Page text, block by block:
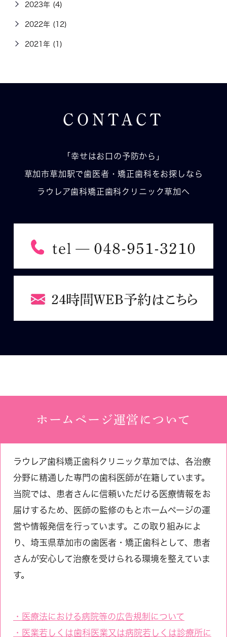
2023年 (4)
2022年 (12)
2021年 (1)
CONTACT
「幸せはお口の予防から」
草加市草加駅で歯医者・矯正歯科をお探しなら
ラウレア歯科矯正歯科クリニック草加へ
ホームページ運営について
ラウレア歯科矯正歯科クリニック草加では、各治療
分野に精通した専門の歯科医師が在籍しています。
当院では、患者さんに信頼いただける医療情報をお
届けするため、医師の監修のもとホームページの運
営や情報発信を行っています。この取り組みによ
り、埼玉県草加市の歯医者・矯正歯科として、患者
さんが安心して治療を受けられる環境を整えていま
す。
・医療法における病院等の広告規制について
・医業若しくは歯科医業又は病院若しくは診療所に